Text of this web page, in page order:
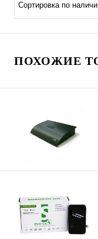
Сортировка по
ПОХОЖИЕ